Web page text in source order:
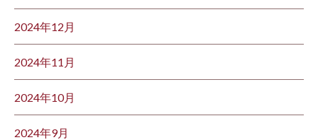
2024年12月
2024年11月
2024年10月
2024年9月